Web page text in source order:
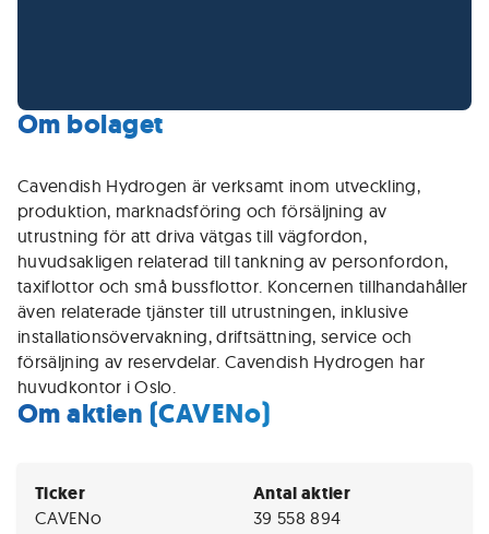
Om bolaget
Cavendish Hydrogen är verksamt inom utveckling,
produktion, marknadsföring och försäljning av
utrustning för att driva vätgas till vägfordon,
huvudsakligen relaterad till tankning av personfordon,
taxiflottor och små bussflottor. Koncernen tillhandahåller
även relaterade tjänster till utrustningen, inklusive
installationsövervakning, driftsättning, service och
försäljning av reservdelar. Cavendish Hydrogen har
huvudkontor i Oslo.
Om aktien (CAVENo)
Ticker
CAVENo
Antal aktier
39 558 894